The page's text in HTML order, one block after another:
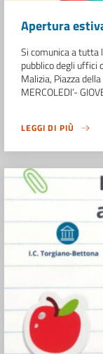
Apertura
Si comunica a tutta
pubblico degli uffici
Malizia, Piazza
MERCOLEDI’-
LEGGI DI PIÙ